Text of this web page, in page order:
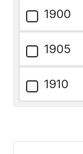
1900
1905
1910